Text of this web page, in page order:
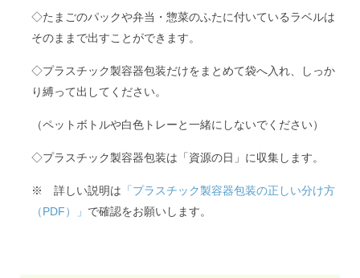
◇たまごのパックや弁当・惣菜のふたに付いているラベルは
そのままで出すことができます。
◇プラスチック製容器包装だけをまとめて袋へ入れ、しっか
り縛って出してください。
（ペットボトルや白色トレーと一緒にしないでください）
◇プラスチック製容器包装は「資源の日」に収集します。
※ 詳しい説明は 「プラスチック製容器包装の正しい分け方
（PDF）」 で確認をお願いします。